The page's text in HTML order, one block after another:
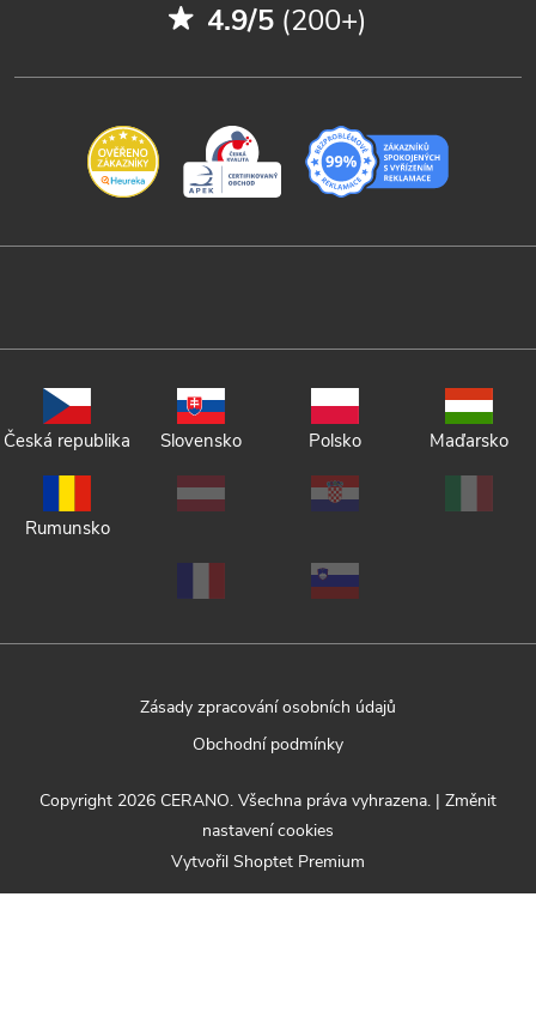
4.9/5 (200+)
Česká republika Slovensko Polsko Maďarsko
Rumunsko
Zásady zpracování osobních údajů
Obchodní podmínky
Vytvořil Shoptet Premium
Copyright 2026 CERANO. Všechna práva vyhrazena. | Změnit
nastavení cookies